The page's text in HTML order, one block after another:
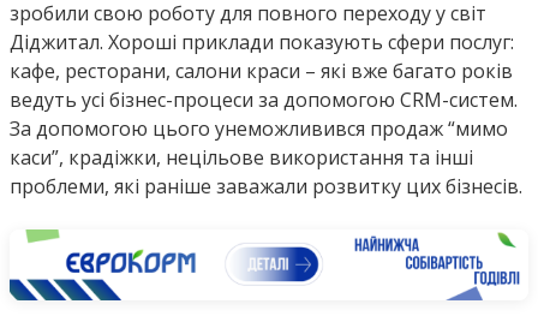
зробили свою роботу для повного переходу у світ
Діджитал. Хороші приклади показують сфери послуг:
кафе, ресторани, салони краси – які вже багато років
ведуть усі бізнес-процеси за допомогою CRM-систем.
За допомогою цього унеможливився продаж “мимо
каси”, крадіжки, нецільове використання та інші
проблеми, які раніше заважали розвитку цих бізнесів.